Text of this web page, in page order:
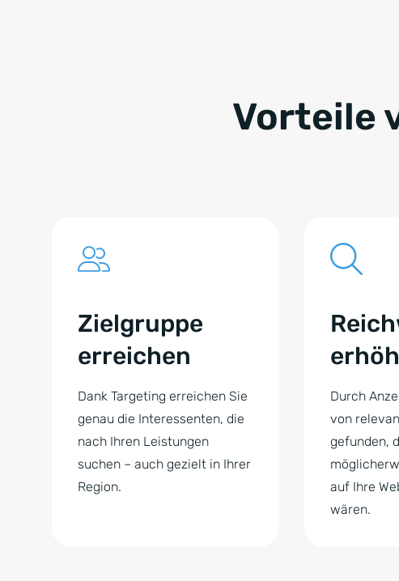
Vorteile
Zielgruppe
erreichen
Dank Targeting erreichen Sie
genau die Interessenten, die
nach Ihren Leistungen
suchen – auch gezielt in Ihrer
Region.
Durch
von
gefunden,
auf Ihre
wären.